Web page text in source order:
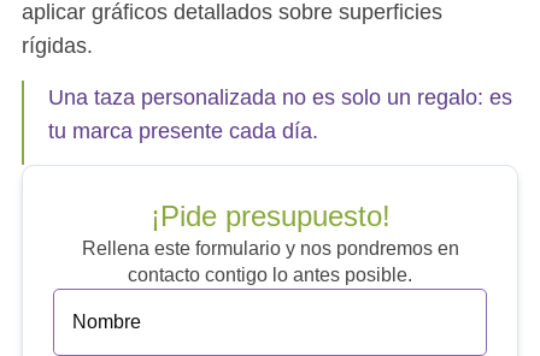
aplicar gráficos detallados sobre superficies
rígidas.
Una taza personalizada no es solo un regalo: es
tu marca presente cada día.
¡Pide presupuesto!
Rellena este formulario y nos pondremos en
contacto contigo lo antes posible.